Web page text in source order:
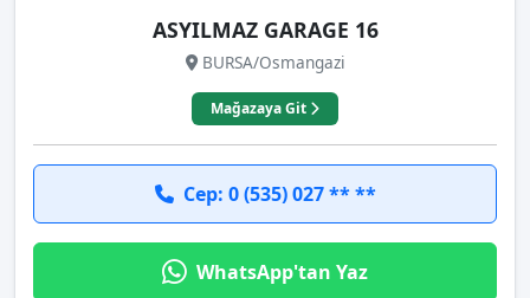
ASYILMAZ GARAGE 16
BURSA/Osmangazi
Mağazaya Git
Cep: 0 (535) 027 ** **
WhatsApp'tan Yaz